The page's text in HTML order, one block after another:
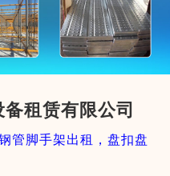
租赁有限公司
管脚手架出租，盘扣盘